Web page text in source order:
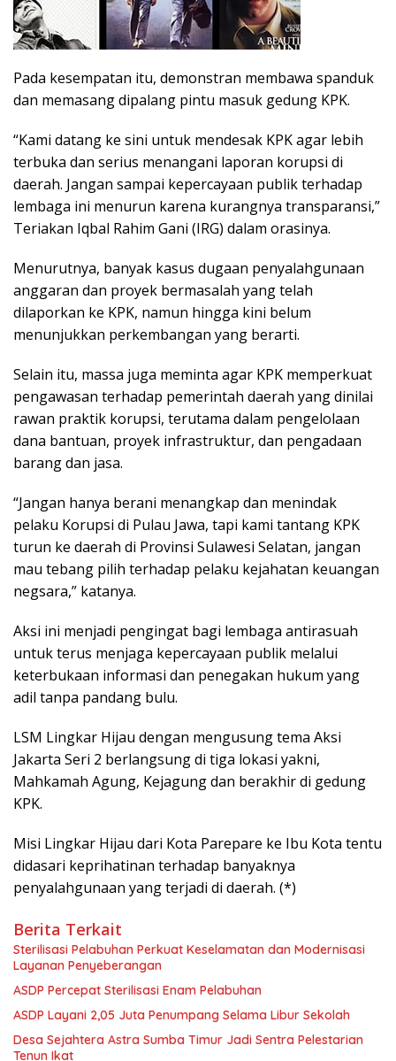
Pada kesempatan itu, demonstran membawa spanduk
dan memasang dipalang pintu masuk gedung KPK.
“Kami datang ke sini untuk mendesak KPK agar lebih
terbuka dan serius menangani laporan korupsi di
daerah. Jangan sampai kepercayaan publik terhadap
lembaga ini menurun karena kurangnya transparansi,”
Teriakan Iqbal Rahim Gani (IRG) dalam orasinya.
Menurutnya, banyak kasus dugaan penyalahgunaan
anggaran dan proyek bermasalah yang telah
dilaporkan ke KPK, namun hingga kini belum
menunjukkan perkembangan yang berarti.
Selain itu, massa juga meminta agar KPK memperkuat
pengawasan terhadap pemerintah daerah yang dinilai
rawan praktik korupsi, terutama dalam pengelolaan
dana bantuan, proyek infrastruktur, dan pengadaan
barang dan jasa.
“Jangan hanya berani menangkap dan menindak
pelaku Korupsi di Pulau Jawa, tapi kami tantang KPK
turun ke daerah di Provinsi Sulawesi Selatan, jangan
mau tebang pilih terhadap pelaku kejahatan keuangan
negsara,” katanya.
Aksi ini menjadi pengingat bagi lembaga antirasuah
untuk terus menjaga kepercayaan publik melalui
keterbukaan informasi dan penegakan hukum yang
adil tanpa pandang bulu.
LSM Lingkar Hijau dengan mengusung tema Aksi
Jakarta Seri 2 berlangsung di tiga lokasi yakni,
Mahkamah Agung, Kejagung dan berakhir di gedung
KPK.
Misi Lingkar Hijau dari Kota Parepare ke Ibu Kota tentu
didasari keprihatinan terhadap banyaknya
penyalahgunaan yang terjadi di daerah. (*)
Berita Terkait
Sterilisasi Pelabuhan Perkuat Keselamatan dan Modernisasi
Layanan Penyeberangan
ASDP Percepat Sterilisasi Enam Pelabuhan
ASDP Layani 2,05 Juta Penumpang Selama Libur Sekolah
Desa Sejahtera Astra Sumba Timur Jadi Sentra Pelestarian
Tenun Ikat